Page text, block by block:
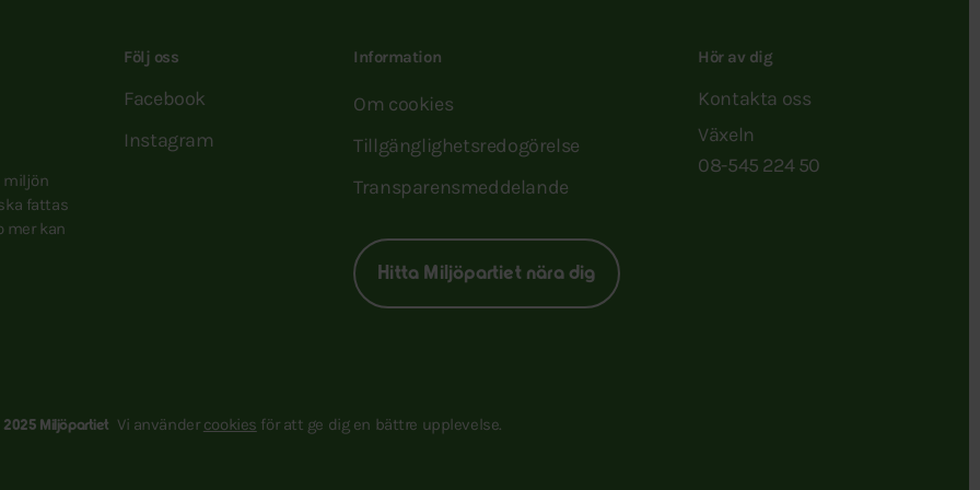
miljön
fattas
mer kan
Följ oss
Facebook
Instagram
Information
Om cookies
Tillgänglighetsredogörelse
Transparensmeddelande
Hitta Miljöpartiet nära dig
Hör av dig
Kontakta oss
Växeln
08-545 224 50
Miljöpartiet Vi använder cookies för att ge dig en bättre upplevelse.